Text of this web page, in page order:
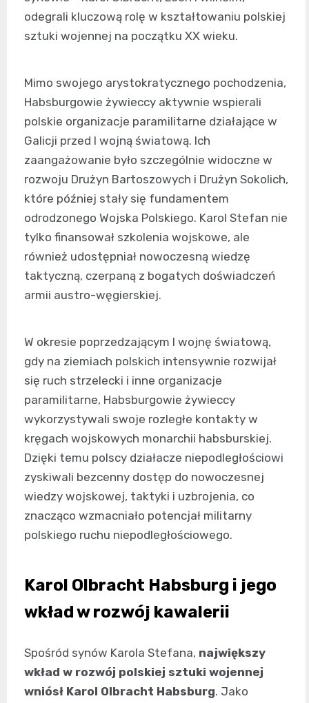
odegrali kluczową rolę w kształtowaniu polskiej
sztuki wojennej na początku XX wieku.
Mimo swojego arystokratycznego pochodzenia,
Habsburgowie żywieccy aktywnie wspierali
polskie organizacje paramilitarne działające w
Galicji przed I wojną światową. Ich
zaangażowanie było szczególnie widoczne w
rozwoju Drużyn Bartoszowych i Drużyn Sokolich,
które później stały się fundamentem
odrodzonego Wojska Polskiego. Karol Stefan nie
tylko finansował szkolenia wojskowe, ale
również udostępniał nowoczesną wiedzę
taktyczną, czerpaną z bogatych doświadczeń
armii austro-węgierskiej.
W okresie poprzedzającym I wojnę światową,
gdy na ziemiach polskich intensywnie rozwijał
się ruch strzelecki i inne organizacje
paramilitarne, Habsburgowie żywieccy
wykorzystywali swoje rozległe kontakty w
kręgach wojskowych monarchii habsburskiej.
Dzięki temu polscy działacze niepodległościowi
zyskiwali bezcenny dostęp do nowoczesnej
wiedzy wojskowej, taktyki i uzbrojenia, co
znacząco wzmacniało potencjał militarny
polskiego ruchu niepodległościowego.
Karol Olbracht Habsburg i jego
wkład w rozwój kawalerii
Spośród synów Karola Stefana, największy
wkład w rozwój polskiej sztuki wojennej
wniósł Karol Olbracht Habsburg. Jako